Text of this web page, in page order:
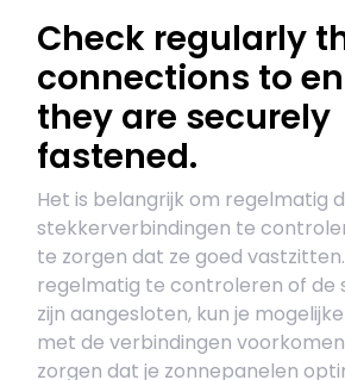
Check regularly
connections to
they are securely
fastened.
Het is belangrijk om regelmatig
stekkerverbindingen te
te zorgen dat ze goed
regelmatig te controleren of de
zijn aangesloten, kun je
met de verbindingen
zorgen dat je zonnepanelen